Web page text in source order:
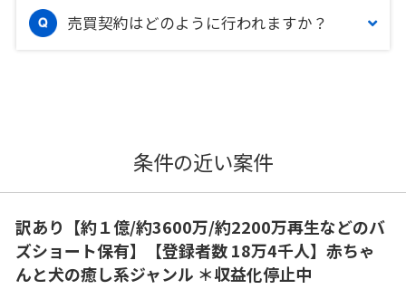
売買契約はどのように行われますか？
条件の近い案件
訳あり【約１億/約3600万/約2200万再生などのバ
ズショート保有】【登録者数 18万4千人】赤ちゃ
んと犬の癒し系ジャンル ＊収益化停止中